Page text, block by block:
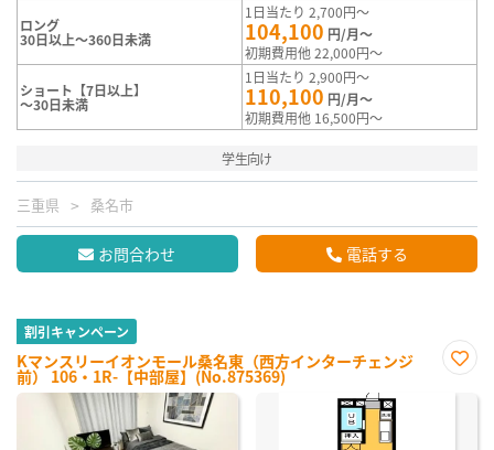
ロング
30日以上～360日未満
1日当たり 2,700円～
104,100 円/月～
初期費用他 22,000円～
ショート【7日以上】
～30日未満
1日当たり 2,900円～
110,100 円/月～
初期費用他 16,500円～
学生向け
三重県 桑名市
お問合わせ 電話する
割引キャンペーン
Kマンスリーイオンモール桑名東（西方インターチェンジ
前） 106・1R-【中部屋】(No.875369)
に入